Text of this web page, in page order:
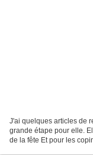
J'ai quelques articles de
grande étape pour elle.
de la fête Et pour les